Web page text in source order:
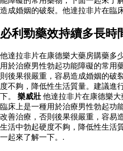
造成婚姻的破裂。他達拉非片在臨
必利勁藥效持續多長時
他達拉非片在康德樂大藥房購藥多
用於治療男性勃起功能障礙的常用
則後果很嚴重，容易造成婚姻的破
度不夠，降低性生活質量。建議進
下。 樂威壯 他達拉非片在康德樂
臨床上是一種用於治療男性勃起功
改善治療，否則後果很嚴重，容易
生活中勃起硬度不夠，降低性生活
一起來了解一下。.